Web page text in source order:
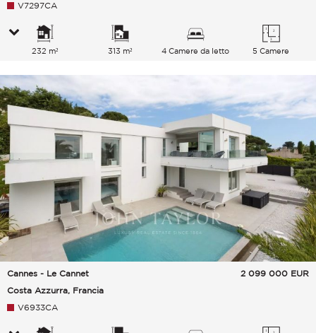
V7297CA
232 m² 313 m² 4 Camere da letto 5 Camere
Cannes - Le Cannet
Costa Azzurra, Francia
2 099 000 EUR
V6933CA